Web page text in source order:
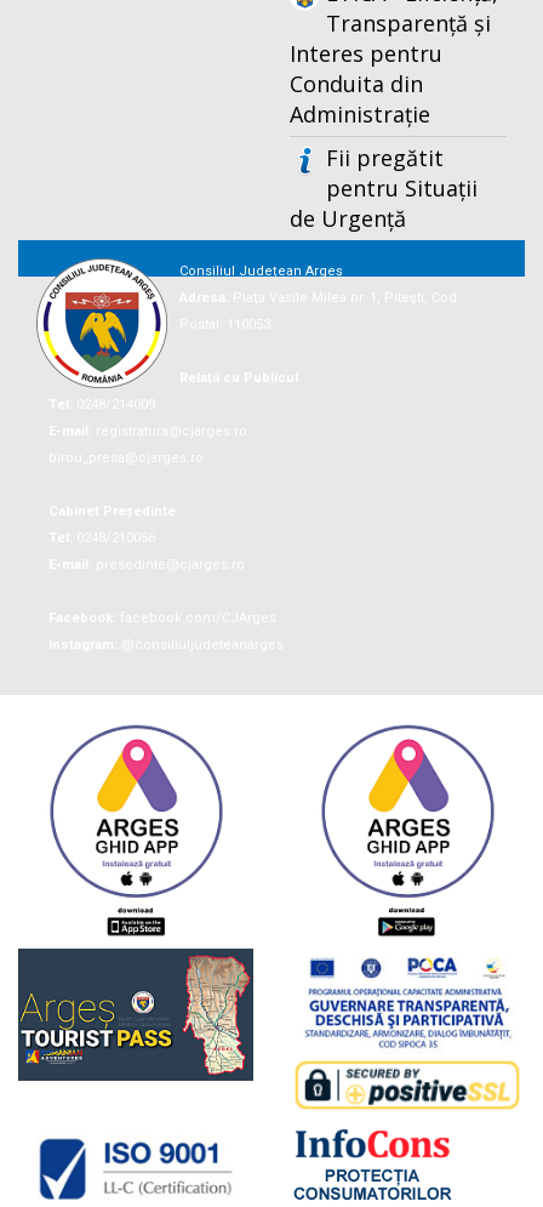
Transparență și
Interes pentru
Conduita din
Administrație
Fii pregătit
pentru Situații
de Urgență
Consiliul Județean Argeș